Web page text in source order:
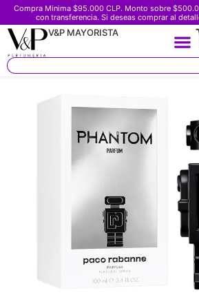
Compra Minima $95.000 CLP. Monto sobre
con transferencia. Si deseas comprar al
V&P MAYORISTA